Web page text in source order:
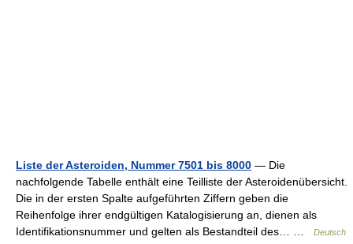
Liste der Asteroiden, Nummer 7501 bis 8000 — Die
nachfolgende Tabelle enthält eine Teilliste der Asteroidenübersicht.
Die in der ersten Spalte aufgeführten Ziffern geben die
Reihenfolge ihrer endgültigen Katalogisierung an, dienen als
Identifikationsnummer und gelten als Bestandteil des… …
Deutsch